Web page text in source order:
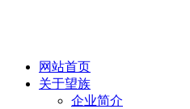
网站首页
关于望族
企业简介